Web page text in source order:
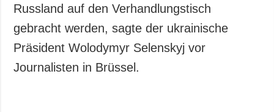
Notstand und
Notfälle
ZUSÄTZLICH
Veröffentlichungen
LEISTUNGEN
Russland auf den Verhandlungstisch
gebracht werden, sagte der ukrainische
Präsident Wolodymyr Selenskyj vor
Journalisten in Brüssel.